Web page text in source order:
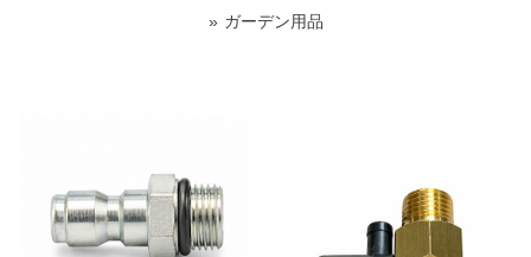
ガーデン用品